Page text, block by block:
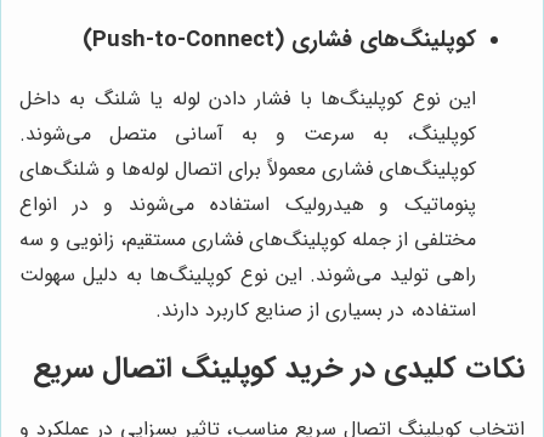
کوپلینگ‌های فشاری (Push-to-Connect)
این نوع کوپلینگ‌ها با فشار دادن لوله یا شلنگ به داخل
کوپلینگ، به سرعت و به آسانی متصل می‌شوند.
کوپلینگ‌های فشاری معمولاً برای اتصال لوله‌ها و شلنگ‌های
پنوماتیک و هیدرولیک استفاده می‌شوند و در انواع
مختلفی از جمله کوپلینگ‌های فشاری مستقیم، زانویی و سه
راهی تولید می‌شوند. این نوع کوپلینگ‌ها به دلیل سهولت
استفاده، در بسیاری از صنایع کاربرد دارند.
نکات کلیدی در خرید کوپلینگ اتصال سریع
انتخاب کوپلینگ اتصال سریع مناسب، تاثیر بسزایی در عملکرد و